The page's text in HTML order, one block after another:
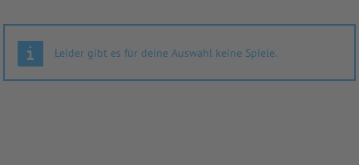
Leider gibt es für deine Auswahl keine Spiele.